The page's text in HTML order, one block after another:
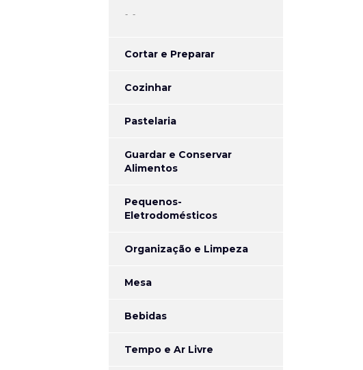
-
Cortar e Preparar
Cozinhar
Pastelaria
Guardar e Conservar
Alimentos
Pequenos-
Eletrodomésticos
Organização e Limpeza
Mesa
Bebidas
Tempo e Ar Livre